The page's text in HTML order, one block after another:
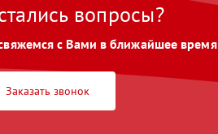
вопросы?
с Вами в ближайшее время
Заказать звонок